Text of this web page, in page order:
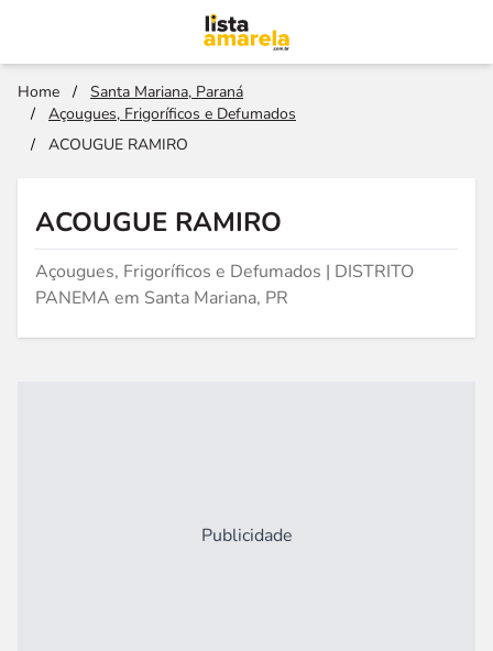
Home /
Santa Mariana, Paraná
/
Açougues, Frigoríficos e Defumados
/
ACOUGUE RAMIRO
ACOUGUE RAMIRO
Açougues, Frigoríficos e Defumados | DISTRITO
PANEMA em Santa Mariana, PR
Publicidade